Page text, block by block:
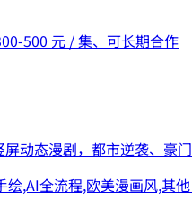
500 元 / 集、可长期合作
动态漫剧，都市逆袭、豪
绘,AI全流程,欧美漫画风,其